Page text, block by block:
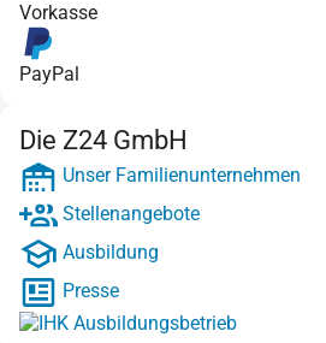
Vorkasse
PayPal
Die Z24 GmbH
Unser Familienunternehmen
Stellenangebote
Ausbildung
Presse